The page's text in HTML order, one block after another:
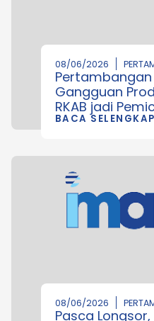
08/06/2026
Pertambangan
Gangguan
RKAB jadi
BACA
08/06/2026
Pasca